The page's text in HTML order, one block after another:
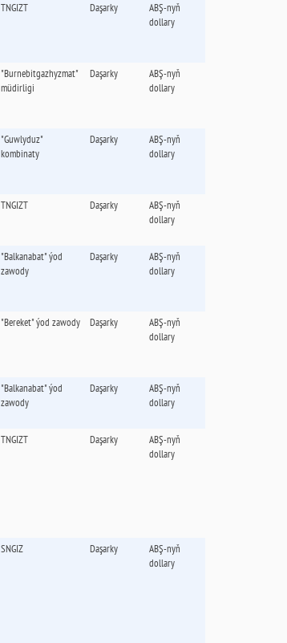
TNGIZT Daşarky
ABŞ-nyň
dollary
"Burnebitgazhyzmat"
müdirligi
Daşarky
ABŞ-nyň
dollary
"Guwlyduz"
kombinaty
Daşarky
ABŞ-nyň
dollary
TNGIZT Daşarky
ABŞ-nyň
dollary
"Balkanabat" ýod
zawody
Daşarky
ABŞ-nyň
dollary
"Bereket" ýod zawody Daşarky
ABŞ-nyň
dollary
"Balkanabat" ýod
zawody
Daşarky
ABŞ-nyň
dollary
TNGIZT Daşarky
ABŞ-nyň
dollary
SNGIZ Daşarky
ABŞ-nyň
dollary